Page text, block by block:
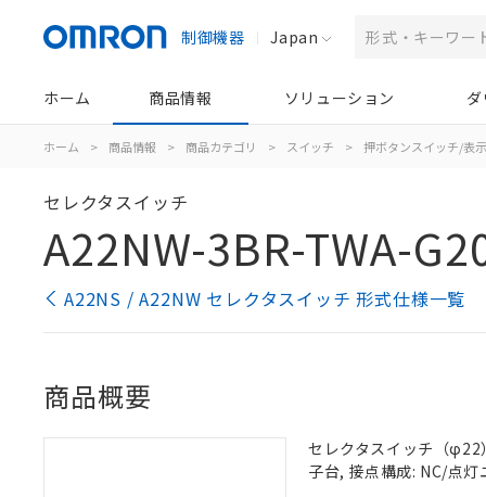
制御機器 Japan
ホーム 商品情報 ソリューション
ホーム > 商品情報 > 商品カテゴリ > スイッチ > 押ボタンスイッチ/表
セレクタスイッチ
A22NW-3BR-TWA-
A22NS / A22NW セレクタスイッチ 形式仕様一覧
商品概要
セレクタスイッチ（φ22
子台, 接点構成: NC/点